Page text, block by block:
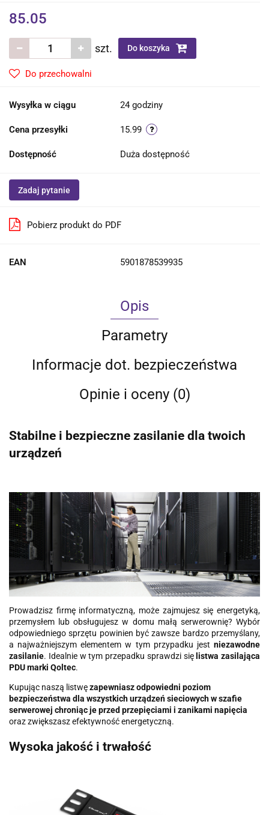
85.05
szt. Do koszyka
Do przechowalni
Wysyłka w ciągu 24 godziny
Cena przesyłki 15.99
Dostępność Duża dostępność
Zadaj pytanie
Pobierz produkt do PDF
EAN 5901878539935
Opis
Parametry
Informacje dot. bezpieczeństwa
Opinie i oceny (0)
Stabilne i bezpieczne zasilanie dla twoich
urządzeń
Prowadzisz firmę informatyczną, może zajmujesz się energetyką,
przemysłem lub obsługujesz w domu małą serwerownię? Wybór
odpowiedniego sprzętu powinien być zawsze bardzo przemyślany,
a najważniejszym elementem w tym przypadku jest niezawodne
zasilanie. Idealnie w tym przepadku sprawdzi się listwa zasilająca
PDU marki Qoltec.
Kupując naszą listwęzapewniasz odpowiedni poziom
bezpieczeństwa dla wszystkich urządzeń sieciowych w szafie
serwerowej chroniąc je przed przepięciami i zanikami napięcia
oraz zwiększasz efektywność energetyczną.
Wysoka jakość i trwałość